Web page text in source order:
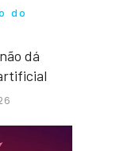
do
dá